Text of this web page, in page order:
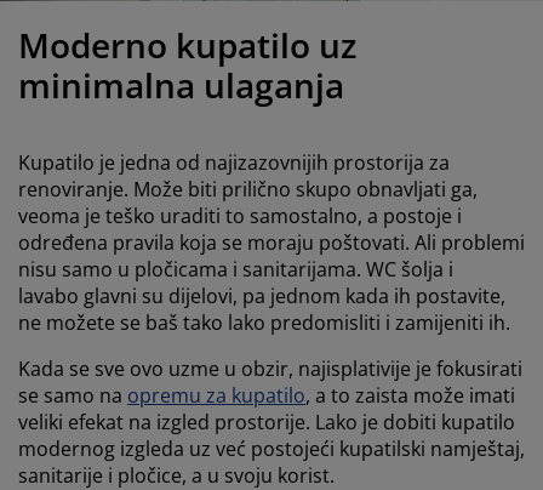
kreveta sa spremnikom
madraci
kreveti
namještaja
rasvjeta
potrepštine
Moderno kupatilo uz
minimalna ulaganja
Kupatilo je jedna od najizazovnijih prostorija za
renoviranje. Može biti prilično skupo obnavljati ga,
veoma je teško uraditi to samostalno, a postoje i
određena pravila koja se moraju poštovati. Ali problemi
nisu samo u pločicama i sanitarijama. WC šolja i
lavabo glavni su dijelovi, pa jednom kada ih postavite,
ne možete se baš tako lako predomisliti i zamijeniti ih.
Kada se sve ovo uzme u obzir, najisplativije je fokusirati
se samo na opremu za kupatilo, a to zaista može imati
veliki efekat na izgled prostorije. Lako je dobiti kupatilo
modernog izgleda uz već postojeći kupatilski namještaj,
sanitarije i pločice, a u svoju korist.